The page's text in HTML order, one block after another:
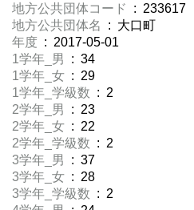
地方公共団体コード
: 233617
地方公共団体名
: 大口町
年度 : 2017-05-01
1学年_男
: 34
1学年_女 : 29
1学年_学級数 : 2
2学年_男
: 23
2学年_女 : 22
2学年_学級数 : 2
3学年_男
: 37
3学年_女 : 28
3学年_学級数 : 2